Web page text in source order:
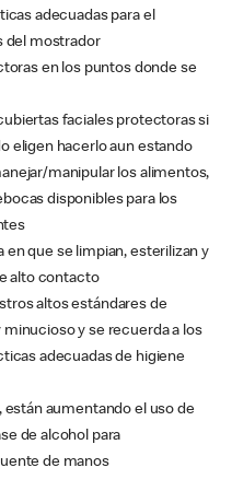
adecuadas para el
del mostrador
en los puntos donde se
faciales protectoras si
eligen hacerlo aun estando
manipular los alimentos,
disponibles para los
que se limpian, esterilizan y
alto contacto
altos estándares de
y se recuerda a los
adecuadas de higiene
están aumentando el uso de
de alcohol para
de manos